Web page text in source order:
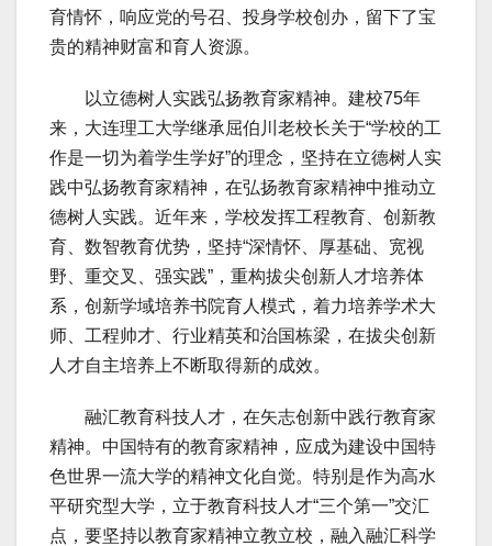
育情怀，响应党的号召、投身学校创办，留下了宝
贵的精神财富和育人资源。
以立德树人实践弘扬教育家精神。建校75年
来，大连理工大学继承屈伯川老校长关于“学校的工
作是一切为着学生学好”的理念，坚持在立德树人实
践中弘扬教育家精神，在弘扬教育家精神中推动立
德树人实践。近年来，学校发挥工程教育、创新教
育、数智教育优势，坚持“深情怀、厚基础、宽视
野、重交叉、强实践”，重构拔尖创新人才培养体
系，创新学域培养书院育人模式，着力培养学术大
师、工程帅才、行业精英和治国栋梁，在拔尖创新
人才自主培养上不断取得新的成效。
融汇教育科技人才，在矢志创新中践行教育家
精神。中国特有的教育家精神，应成为建设中国特
色世界一流大学的精神文化自觉。特别是作为高水
平研究型大学，立于教育科技人才“三个第一”交汇
点，要坚持以教育家精神立教立校，融入融汇科学